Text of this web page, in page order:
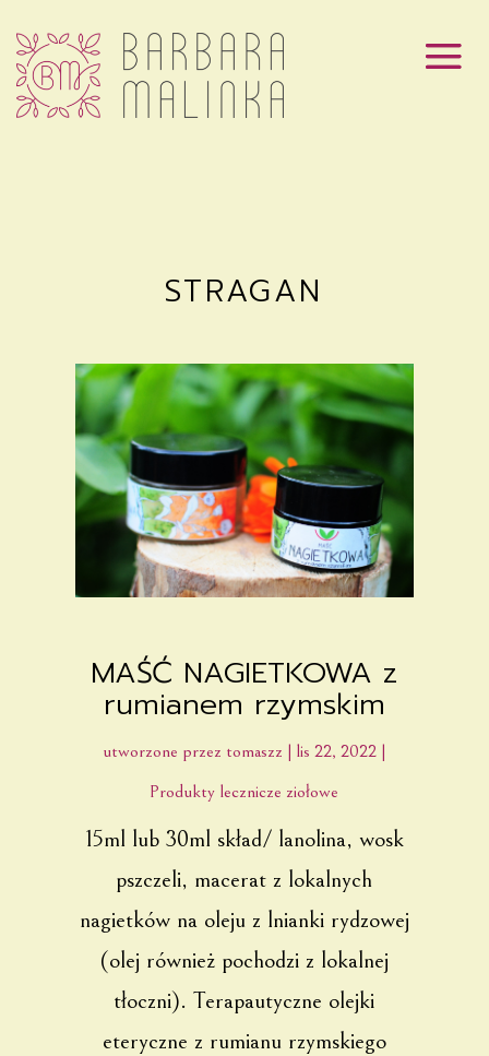
STRAGAN
MAŚĆ NAGIETKOWA z
rumianem rzymskim
utworzone przez tomaszz | lis 22, 2022 |
Produkty lecznicze ziołowe
15ml lub 30ml skład/ lanolina, wosk
pszczeli, macerat z lokalnych
nagietków na oleju z lnianki rydzowej
(olej również pochodzi z lokalnej
tłoczni). Terapautyczne olejki
eteryczne z rumianu rzymskiego